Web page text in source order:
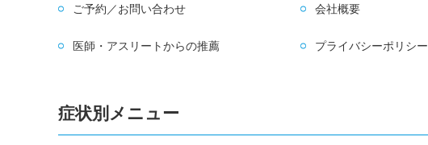
ご予約／お問い合わせ 会社概要
医師・アスリートからの推薦 プライバシーポリシー
症状別メニュー